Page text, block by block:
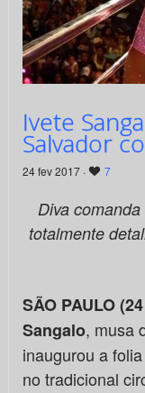
Ivete
Salvador
24 fev 2017 · 7
Diva
totalmente
SÃO PAULO
Sangalo, musa
inaugurou a
no tradicional